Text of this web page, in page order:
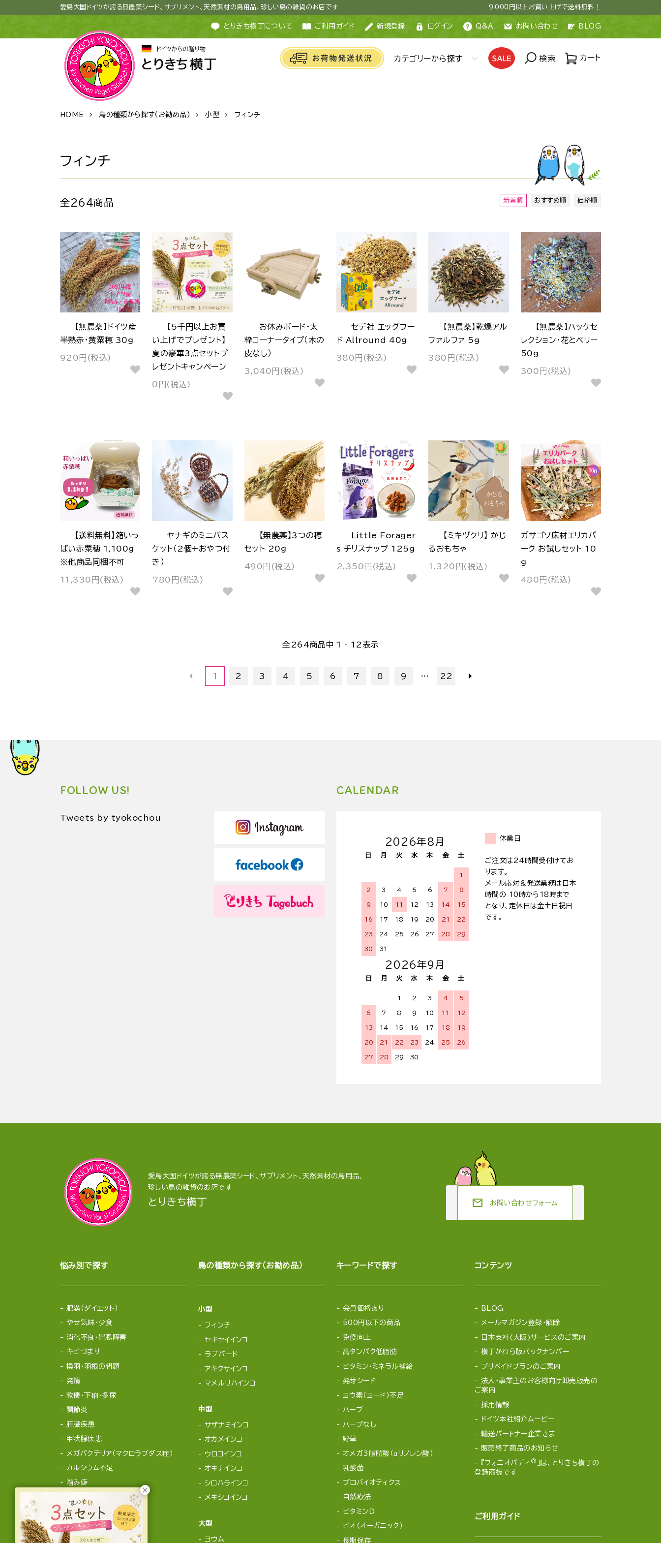
愛鳥大国ドイツが誇る無農薬シード、サプリメント、天然素材の鳥用品、珍しい鳥の雑貨のお店です 9,000円以上お買い上げで送料無料！
とりきち横丁について ご利用ガイド 新規登録 ログイン Q&A お問い合わせ BLOG
カテゴリーから探す 検索 カート
HOME 鳥の種類から探す（お勧め品） 小型 フィンチ
フィンチ
全264商品 新着順 おすすめ順 価格順
【無農薬】ドイツ産
半熟赤・黄粟穂 30g
920円(税込)
【5千円以上お買
い上げでプレゼント】
夏の豪華3点セットプ
レゼントキャンペーン
0円(税込)
お休みボード・太
枠コーナータイプ（木の
皮なし）
3,040円(税込)
セデ社 エッグフー
ド Allround 40g
380円(税込)
【無農薬】乾燥アル
ファルファ 5g
380円(税込)
【無農薬】ハッケセ
レクション・花とベリー
50g
300円(税込)
【送料無料】箱いっ
ぱい赤粟穂 1,100g
※他商品同梱不可
11,330円(税込)
ヤナギのミニバス
ケット（2個+おやつ付
き）
780円(税込)
【無農薬】3つの穂
セット 20g
490円(税込)
Little Forager
s チリスナップ 125g
2,350円(税込)
【ミキヅクリ】 かじ
るおもちゃ
1,320円(税込)
ガサゴソ床材エリカパ
ーク お試しセット 10
g
480円(税込)
全264商品中 1 - 12表示
1 2 3 4 5 6 7 8 9 ... 22
FOLLOW US!
Tweets by tyokochou
CALENDAR
2026年8月
日 月 火 水 木 金 土
1
2 3 4 5 6 7 8
9 10 11 12 13 14 15
16 17 18 19 20 21 22
23 24 25 26 27 28 29
30 31
2026年9月
日 月 火 水 木 金 土
1 2 3 4 5
6 7 8 9 10 11 12
13 14 15 16 17 18 19
20 21 22 23 24 25 26
27 28 29 30
休業日
ご注文は24時間受付けてお
ります。
メール応対＆発送業務は日本
時間の 10時から18時まで
となり、定休日は金土日祝日
です。
愛鳥大国ドイツが誇る無農薬シード、サプリメント、天然素材の鳥用品、
珍しい鳥の雑貨のお店です
とりきち横丁 mail お問い合わせフォーム
悩み別で探す
肥満（ダイエット）
やせ気味・少食
消化不良・胃腸障害
キビづまり
換羽・羽根の問題
発情
軟便・下痢・多尿
関節炎
肝臓疾患
甲状腺疾患
メガバクテリア（マクロラブダス症）
カルシウム不足
噛み癖
鳥の種類から探す（お勧め品）
小型
フィンチ
セキセイインコ
ラブバード
アキクサインコ
マメルリハインコ
中型
サザナミインコ
オカメインコ
ウロコインコ
オキナインコ
シロハラインコ
メキシコインコ
大型
ヨウム
キーワードで探す
会員価格あり
500円以下の商品
免疫向上
高タンパク低脂肪
ビタミン・ミネラル補給
発芽シード
ヨウ素（ヨード）不足
ハーブ
ハーブなし
野草
オメガ3脂肪酸（αリノレン酸）
乳酸菌
プロバイオティクス
自然療法
ビタミンD
ビオ（オーガニック）
長期保存
コンテンツ
BLOG
メールマガジン登録・解除
日本支社(大阪)サービスのご案内
横丁かわら版バックナンバー
プリペイドプランのご案内
法人・事業主のお客様向け卸売販売の
ご案内
採用情報
ドイツ本社紹介ムービー
輸送パートナー企業さま
販売終了商品のお知らせ
『フォニオパディ ® 』は、とりきち横丁の
登録商標です
ご利用ガイド